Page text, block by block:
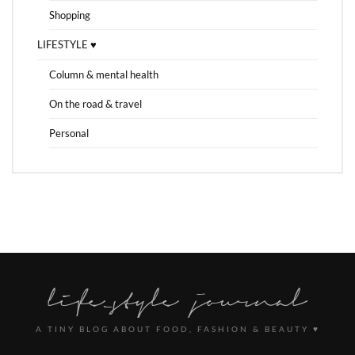
Shopping
LIFESTYLE ♥
Column & mental health
On the road & travel
Personal
A TINY BLOG ABOUT FOOD, FASHION & BEAUTY ♥